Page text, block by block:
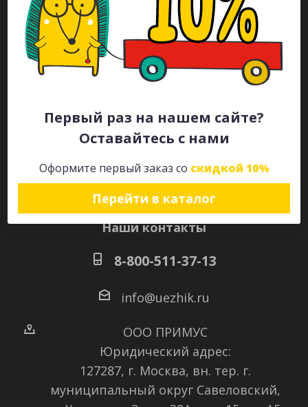
Первый раз на нашем сайте?
Оставайтесь с нами
Оформите первый заказ со скидкой 10%
Перейти в каталог
Рекламодателям
Каталог
Будьте всегда в курсе!
Наши контакты
8-800-511-37-13
info@uezhik.ru
ООО ПРИМУС
Юридический адрес:
127287, г. Москва, вн. тер. г.
муниципальный округ Савеловский,